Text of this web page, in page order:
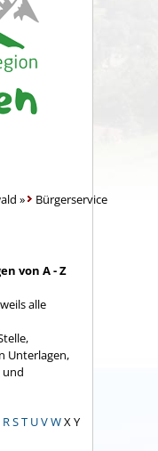
»
Bürgerservice
von A - Z
alle
Unterlagen,
und
RST UVWX Y